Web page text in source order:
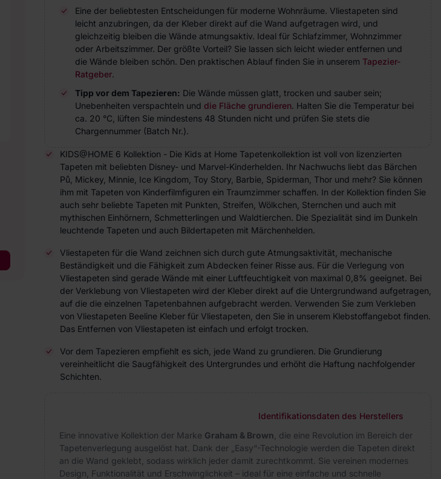
Eine der beliebtesten Entscheidungen für moderne Wohnräume. Vliestapeten sind
leicht anzubringen, da der Kleber direkt auf die Wand aufgetragen wird, und
gleichzeitig bleiben die Wände atmungsaktiv. Ideal für Schlafzimmer, Wohnzimmer
oder Arbeitszimmer. Der größte Vorteil? Sie lassen sich leicht wieder entfernen und
die Wände bleiben schön. Den praktischen Ablauf finden Sie in unserem Tapezier-
Ratgeber.
Tipp vor dem Tapezieren: Die Wände müssen glatt, trocken und sauber sein;
Unebenheiten verspachteln und die Fläche grundieren. Halten Sie die Temperatur bei
ca. 20 °C, lüften Sie mindestens 48 Stunden nicht und prüfen Sie stets die
Chargennummer (Batch Nr.).
KIDS@HOME 6 Kollektion - Die Kids at Home Tapetenkollektion ist voll von lizenzierten
Tapeten mit beliebten Disney- und Marvel-Kinderhelden. Ihr Nachwuchs liebt das Bärchen
Pů, Mickey, Minnie, Ice Kingdom, Toy Story, Barbie, Spiderman, Thor und mehr? Sie können
ihm mit Tapeten von Kinderfilmfiguren ein Traumzimmer schaffen. In der Kollektion finden Sie
auch sehr beliebte Tapeten mit Punkten, Streifen, Wölkchen, Sternchen und auch mit
mythischen Einhörnern, Schmetterlingen und Waldtierchen. Die Spezialität sind im Dunkeln
leuchtende Tapeten und auch Bildertapeten mit Märchenhelden.
Vliestapeten für die Wand zeichnen sich durch gute Atmungsaktivität, mechanische
Beständigkeit und die Fähigkeit zum Abdecken feiner Risse aus. Für die Verlegung von
Vliestapeten sind gerade Wände mit einer Luftfeuchtigkeit von maximal 0,8% geeignet. Bei
der Verklebung von Vliestapeten wird der Kleber direkt auf die Untergrundwand aufgetragen,
auf die die einzelnen Tapetenbahnen aufgebracht werden. Verwenden Sie zum Verkleben
von Vliestapeten Beeline Kleber für Vliestapeten, den Sie in unserem Klebstoffangebot finden.
Das Entfernen von Vliestapeten ist einfach und erfolgt trocken.
Vor dem Tapezieren empfiehlt es sich, jede Wand zu grundieren. Die Grundierung
vereinheitlicht die Saugfähigkeit des Untergrundes und erhöht die Haftung nachfolgender
Schichten.
Identifikationsdaten des Herstellers
Eine innovative Kollektion der Marke Graham & Brown , die eine Revolution im Bereich der
Tapetenverlegung ausgelöst hat. Dank der „Easy“-Technologie werden die Tapeten direkt
an die Wand geklebt, sodass wirklich jeder damit zurechtkommt. Sie vereinen modernes
Design, Funktionalität und Erschwinglichkeit – ideal für eine einfache und schnelle